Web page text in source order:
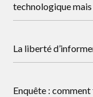
technologique
La liberté
Enquête :